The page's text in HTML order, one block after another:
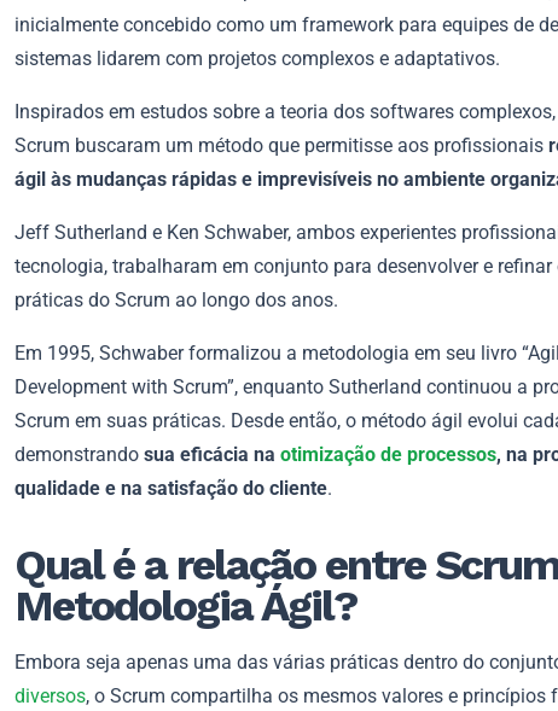
inicialmente concebido como um framework para equipes de
sistemas lidarem com projetos complexos e adaptativos.
Inspirados em estudos sobre a teoria dos softwares
Scrum buscaram um método que permitisse aos profissionais
ágil às mudanças rápidas e imprevisíveis no ambiente
Jeff Sutherland e Ken Schwaber, ambos experientes
tecnologia, trabalharam em conjunto para desenvolver e
práticas do Scrum ao longo dos anos.
Em 1995, Schwaber formalizou a metodologia em seu livro
Development with Scrum”, enquanto Sutherland continuou a
Scrum em suas práticas. Desde então, o método ágil evolui
demonstrando sua eficácia na otimização de processos, na
qualidade e na satisfação do cliente.
Qual é a relação entre
Metodologia Ágil?
Embora seja apenas uma das várias práticas dentro do
diversos, o Scrum compartilha os mesmos valores e princípios